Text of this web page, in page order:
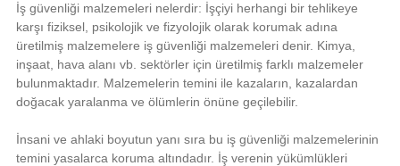
İş güvenliği malzemeleri nelerdir: İşçiyi herhangi bir tehlikeye
karşı fiziksel, psikolojik ve fizyolojik olarak korumak adına
üretilmiş malzemelere iş güvenliği malzemeleri denir. Kimya,
inşaat, hava alanı vb. sektörler için üretilmiş farklı malzemeler
bulunmaktadır. Malzemelerin temini ile kazaların, kazalardan
doğacak yaralanma ve ölümlerin önüne geçilebilir.
İnsani ve ahlaki boyutun yanı sıra bu iş güvenliği malzemelerinin
temini yasalarca koruma altındadır. İş verenin yükümlükleri